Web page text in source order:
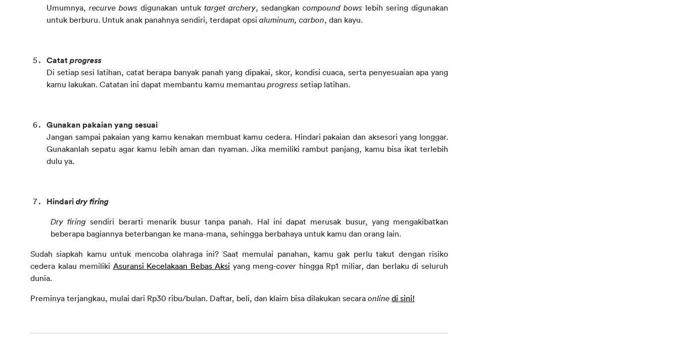
Umumnya, recurve bows digunakan untuk target archery, sedangkan compound bows lebih sering digunakan
untuk berburu. Untuk anak panahnya sendiri, terdapat opsi aluminum, carbon, dan kayu.
Catat progress
Di setiap sesi latihan, catat berapa banyak panah yang dipakai, skor, kondisi cuaca, serta penyesuaian apa yang
kamu lakukan. Catatan ini dapat membantu kamu memantau progress setiap latihan.
Gunakan pakaian yang sesuai
Jangan sampai pakaian yang kamu kenakan membuat kamu cedera. Hindari pakaian dan aksesori yang longgar.
Gunakanlah sepatu agar kamu lebih aman dan nyaman. Jika memiliki rambut panjang, kamu bisa ikat terlebih
dulu ya.
Hindari dry firing
Dry firing sendiri berarti menarik busur tanpa panah. Hal ini dapat merusak busur, yang mengakibatkan
beberapa bagiannya beterbangan ke mana-mana, sehingga berbahaya untuk kamu dan orang lain.
Sudah siapkah kamu untuk mencoba olahraga ini? Saat memulai panahan, kamu gak perlu takut dengan risiko
cedera kalau memiliki Asuransi Kecelakaan Bebas Aksi yang meng-cover hingga Rp1 miliar, dan berlaku di seluruh
dunia.
Preminya terjangkau, mulai dari Rp30 ribu/bulan. Daftar, beli, dan klaim bisa dilakukan secara online di sini!